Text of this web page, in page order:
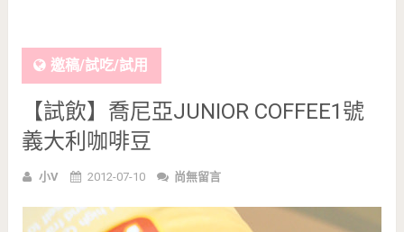
邀稿/試吃/試用
【試飲】喬尼亞JUNIOR COFFEE1號
義大利咖啡豆
小V 2012-07-10 尚無留言